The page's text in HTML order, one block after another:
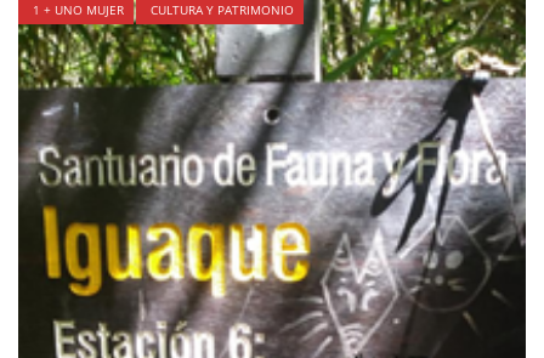
1 + UNO MUJER CULTURA Y PATRIMONIO